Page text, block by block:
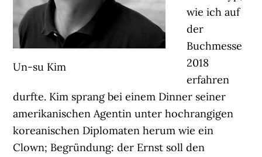
Un-su Kim
wie ich auf
der
Buchmesse
2018
erfahren
durfte. Kim sprang bei einem Dinner seiner
amerikanischen Agentin unter hochrangigen
koreanischen Diplomaten herum wie ein
Clown; Begründung: der Ernst soll den